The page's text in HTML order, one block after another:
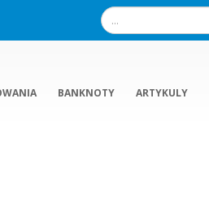
BANKNOTY ARTYKULY